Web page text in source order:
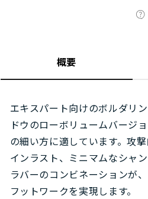
概要
エキスパート向けのボルダリ
ドウのローボリュームバージ
の細い方に適しています。攻
インラスト、ミニマムなシャ
ラバーのコンビネーションが
フットワークを実現します。